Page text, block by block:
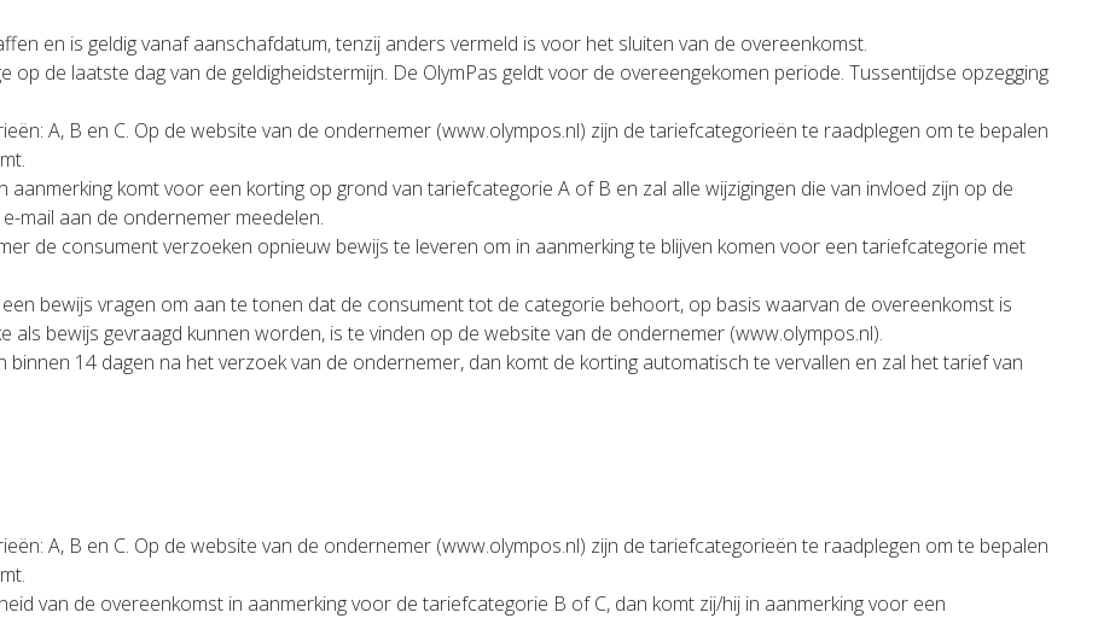
en is geldig vanaf aanschafdatum, tenzij anders vermeld is voor het sluiten van de overeenkomst.
op de laatste dag van de geldigheidstermijn. De OlymPas geldt voor de overeengekomen periode. Tussentijdse opzegging
A, B en C. Op de website van de ondernemer (www.olympos.nl) zijn de tariefcategorieën te raadplegen om te bepalen
komt voor een korting op grond van tariefcategorie A of B en zal alle wijzigingen die van invloed zijn op de
mail aan de ondernemer meedelen.
de consument verzoeken opnieuw bewijs te leveren om in aanmerking te blijven komen voor een tariefcategorie met
bewijs vragen om aan te tonen dat de consument tot de categorie behoort, op basis waarvan de overeenkomst is
als bewijs gevraagd kunnen worden, is te vinden op de website van de ondernemer (www.olympos.nl).
14 dagen na het verzoek van de ondernemer, dan komt de korting automatisch te vervallen en zal het tarief van
A, B en C. Op de website van de ondernemer (www.olympos.nl) zijn de tariefcategorieën te raadplegen om te bepalen
van de overeenkomst in aanmerking voor de tariefcategorie B of C, dan komt zij/hij in aanmerking voor een